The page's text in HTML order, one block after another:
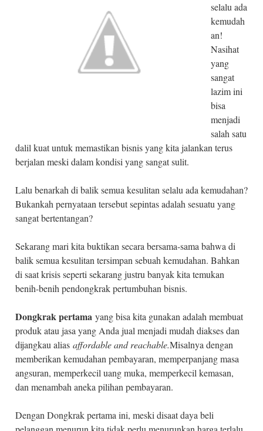
selalu ada
kemudah
an!
Nasihat
yang
sangat
lazim ini
bisa
menjadi
salah satu
dalil kuat untuk memastikan bisnis yang kita jalankan terus
berjalan meski dalam kondisi yang sangat sulit.
Lalu benarkah di balik semua kesulitan selalu ada kemudahan?
Bukankah pernyataan tersebut sepintas adalah sesuatu yang
sangat bertentangan?
Sekarang mari kita buktikan secara bersama-sama bahwa di
balik semua kesulitan tersimpan sebuah kemudahan. Bahkan
di saat krisis seperti sekarang justru banyak kita temukan
benih-benih pendongkrak pertumbuhan bisnis.
Dongkrak pertama yang bisa kita gunakan adalah membuat
produk atau jasa yang Anda jual menjadi mudah diakses dan
dijangkau alias affordable and reachable.Misalnya dengan
memberikan kemudahan pembayaran, memperpanjang masa
angsuran, memperkecil uang muka, memperkecil kemasan,
dan menambah aneka pilihan pembayaran.
Dengan Dongkrak pertama ini, meski disaat daya beli